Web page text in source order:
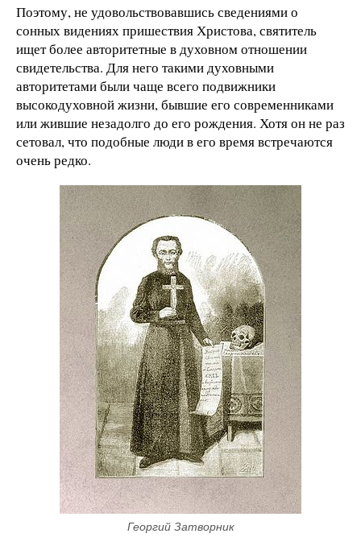
Поэтому, не удовольствовавшись сведениями о
сонных видениях пришествия Христова, святитель
ищет более авторитетные в духовном отношении
свидетельства. Для него такими духовными
авторитетами были чаще всего подвижники
высокодуховной жизни, бывшие его современниками
или жившие незадолго до его рождения. Хотя он не раз
сетовал, что подобные люди в его время встречаются
очень редко.
Георгий Затворник